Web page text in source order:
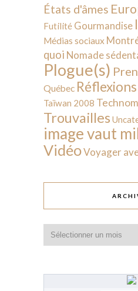
États d'âmes
Futilité Gourmandise
Médias sociaux
quoi Nomade
Plogue(s)
Québec Réflexions
Taïwan 2008
Trouvailles
image vaut
VidéoVoyager